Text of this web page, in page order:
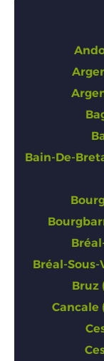
Bain-De-
Bréal-
Bruz
Cancale